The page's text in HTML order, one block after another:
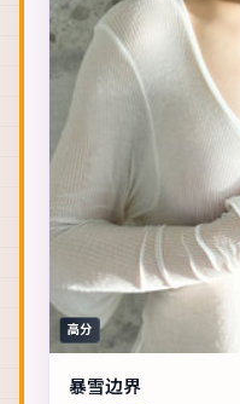
高分
暴雪边界